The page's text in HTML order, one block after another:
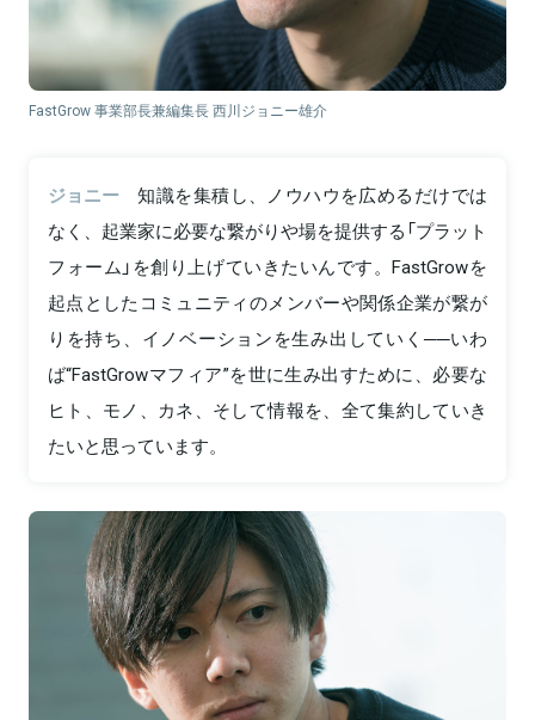
FastGrow 事業部長兼編集長 西川ジョニー雄介
ジョニー
知識を集積し、ノウハウを広めるだけでは
なく、起業家に必要な繋がりや場を提供する「プラット
フォーム」を創り上げていきたいんです。FastGrowを
起点としたコミュニティのメンバーや関係企業が繋が
りを持ち、イノベーションを生み出していく──いわ
ば“FastGrowマフィア”を世に生み出すために、必要な
ヒト、モノ、カネ、そして情報を、全て集約していき
たいと思っています。